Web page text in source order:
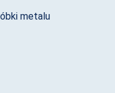
metalu